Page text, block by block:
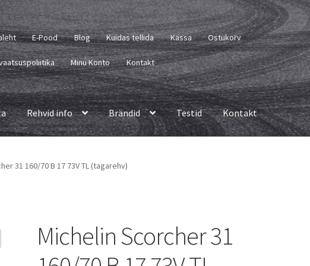
E-Pood Blog Kuidas tellida Kassa Ostukorv
Minu Konto Kontakt
Rehvid info Brändid Testid Kontakt
31 160/70 B 17 73V TL (tagarehv)
Michelin Scorcher 31